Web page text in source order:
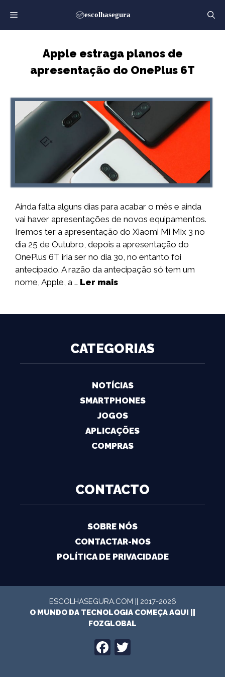
para
o
Apple estraga planos de
apresentação do OnePlus 6T
Ainda falta alguns dias para acabar o mês e ainda
vai haver apresentações de novos equipamentos.
Iremos ter a apresentação do Xiaomi Mi Mix 3 no
dia 25 de Outubro, depois a apresentação do
OnePlus 6T iria ser no dia 30, no entanto foi
antecipado. A razão da antecipação só tem um
nome, Apple, a … Ler mais
CATEGORIAS
NOTÍCIAS
SMARTPHONES
JOGOS
APLICAÇÕES
COMPRAS
CONTACTO
SOBRE NÓS
CONTACTAR-NOS
POLÍTICA DE PRIVACIDADE
ESCOLHASEGURA.COM || 2017-2026
O MUNDO DA TECNOLOGIA COMEÇA AQUI ||
FOZGLOBAL
FACEBOOK